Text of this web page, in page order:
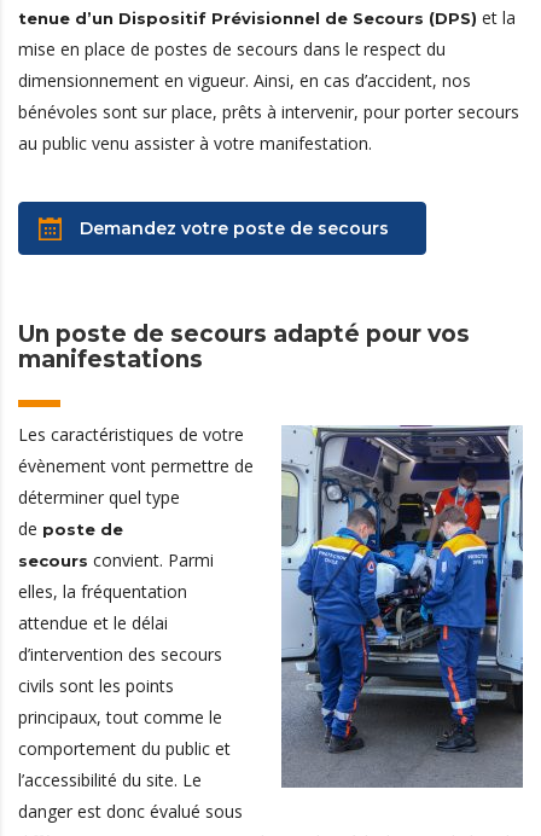
tenue d’un Dispositif Prévisionnel de Secours (DPS) et la
mise en place de postes de secours dans le respect du
dimensionnement en vigueur. Ainsi, en cas d’accident, nos
bénévoles sont sur place, prêts à intervenir, pour porter secours
au public venu assister à votre manifestation.
Demandez votre poste de secours
Un poste de secours adapté pour vos
manifestations
Les caractéristiques de votre
évènement vont permettre de
déterminer quel type
de poste de
secours convient. Parmi
elles, la fréquentation
attendue et le délai
d’intervention des secours
civils sont les points
principaux, tout comme le
comportement du public et
l’accessibilité du site. Le
danger est donc évalué sous